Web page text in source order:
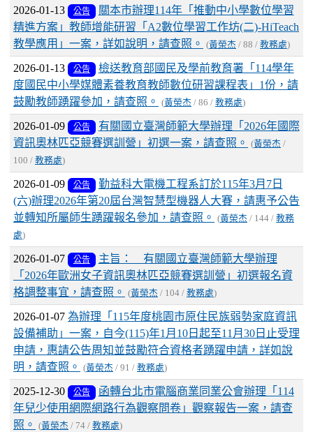
2026-01-13 公告
關本市辦理114年「推動中小學數位學習
精進方案」教師增能研習「A2數位學習工作坊(二)-HiTeach
教學應用」一案，詳如說明，請查照。
(黃榮杰 / 88 / 教務處)
2026-01-13 公告
檢送教育部國民及學前教育署「114學年
度國民中小學媒體素養教育教師數位研習課程表」1份，請
鼓勵教師踴躍參加，請查照。
(黃榮杰 / 86 / 教務處)
2026-01-09 公告
有關國立臺灣師範大學辦理「2026年國際
資訊奧林匹亞競賽選訓營」初選一案，請查照。
(黃榮杰 /
100 / 教務處)
2026-01-09 公告
勤益科大電機工程系訂於115年3月7日
(六)辦理2026年第20屆台灣智慧型機器人大賽，請惠予公告
並轉知所屬師生踴躍報名參加，請查照。
(黃榮杰 / 144 / 教務
處)
2026-01-07 公告
主旨： 有關國立臺灣師範大學辦理
「2026年歐洲女子資訊奧林匹亞競賽選訓營」初選報名資
格調整事宜，請查照。
(黃榮杰 / 104 / 教務處)
2026-01-07 為辦理「115年度桃園市原住民族弱勢家庭資訊
設備補助」一案，自今(115)年1月10日起至11月30日止受理
申請，惠請公告周知並鼓勵符合資格者踴躍申請，詳如說
明，請查照。
(黃榮杰 / 91 / 教務處)
2025-12-30 公告
函轉台北市電腦商業同業公會辦理「114
年兒少使用網際網路行為觀察問卷」觀察報告一案，請查
照。
(黃榮杰 / 74 / 教務處)